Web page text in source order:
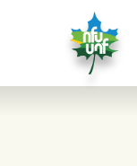
Aller au contenu